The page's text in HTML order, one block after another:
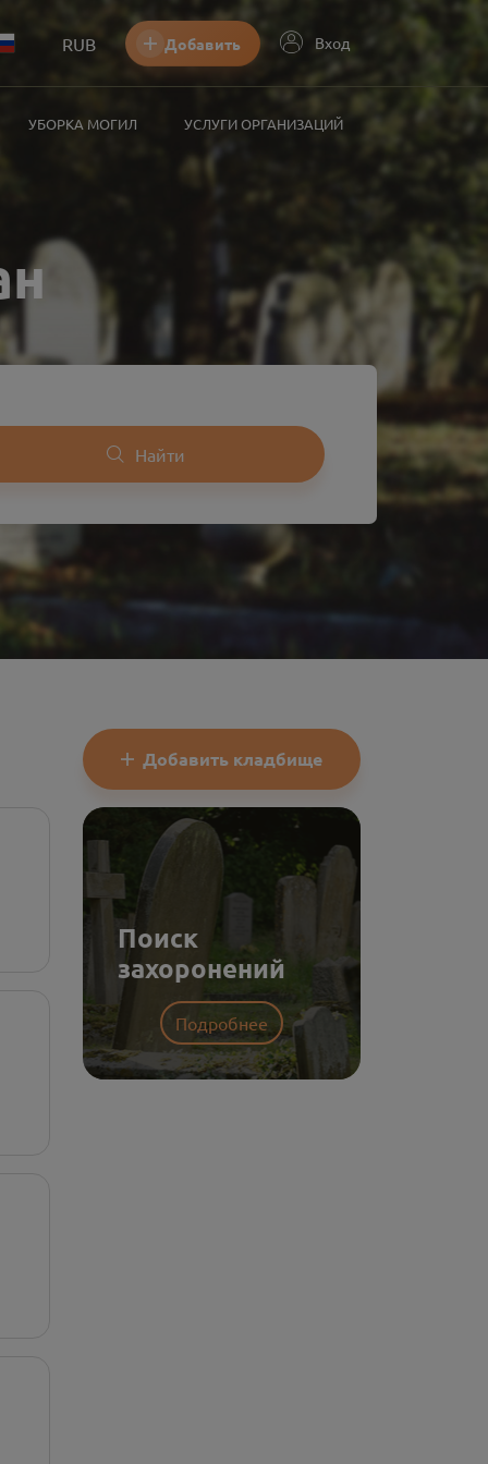
RUB Добавить Вход
УБОРКА МОГИЛ УСЛУГИ ОРГАНИЗАЦИЙ
Найти
Добавить кладбище
Поиск
захоронений
Подробнее